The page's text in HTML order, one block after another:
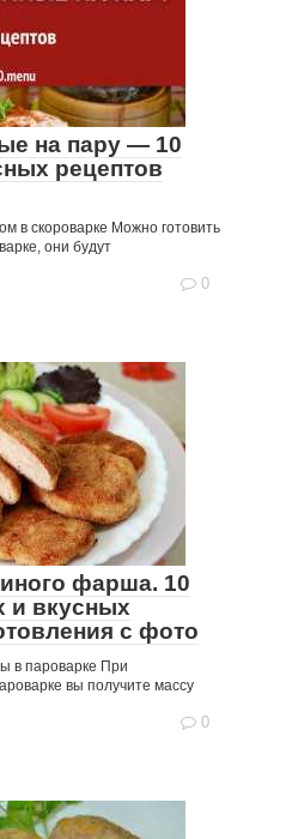
на пару — 10
рецептов
в скороварке Можно готовить
они будут
0
фарша. 10
и вкусных
с фото
в пароварке При
вы получите массу
0